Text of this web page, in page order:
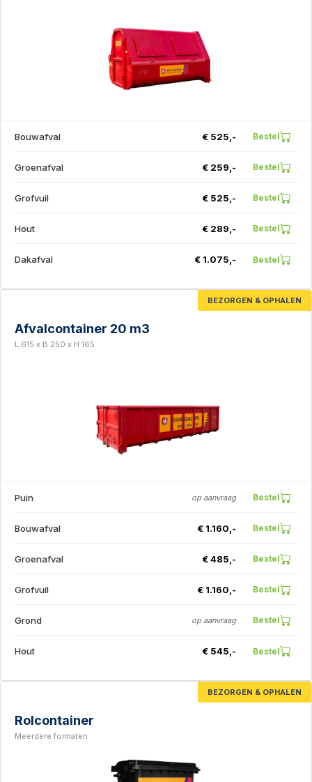
Bouwafval € 525,- Bestel
Groenafval € 259,- Bestel
Grofvuil € 525,- Bestel
Hout € 289,- Bestel
Dakafval € 1.075,- Bestel
BEZORGEN & OPHALEN
Afvalcontainer 20 m3
L 615 x B 250 x H 165
Puin op aanvraag Bestel
Bouwafval € 1.160,- Bestel
Groenafval € 485,- Bestel
Grofvuil € 1.160,- Bestel
Grond op aanvraag Bestel
Hout € 545,- Bestel
BEZORGEN & OPHALEN
Rolcontainer
Meerdere formaten